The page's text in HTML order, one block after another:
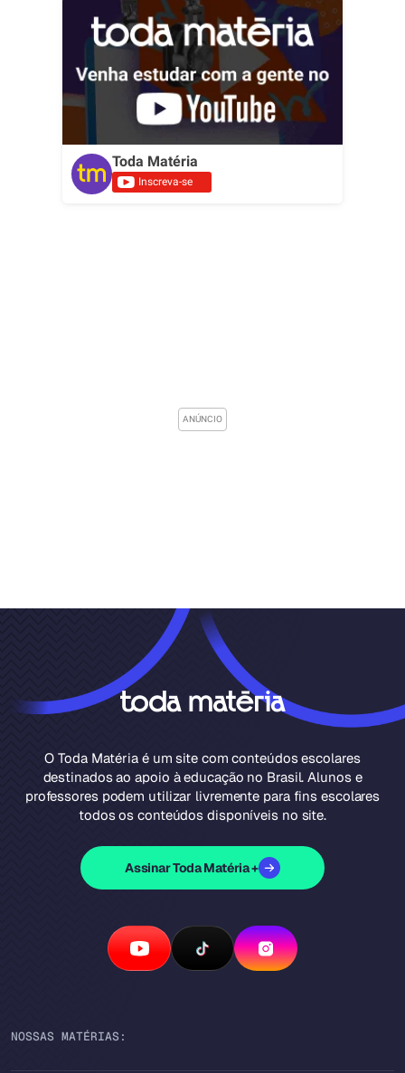
Toda Matéria
Inscreva-se
O Toda Matéria é um site com conteúdos escolares
destinados ao apoio à educação no Brasil. Alunos e
professores podem utilizar livremente para fins escolares
todos os conteúdos disponíveis no site.
Assinar Toda Matéria +
NOSSAS MATÉRIAS: